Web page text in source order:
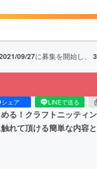
09/27に募集を開始し、
シェア LINEで送る
る！クラフトニッティ
れて頂ける簡単な内容